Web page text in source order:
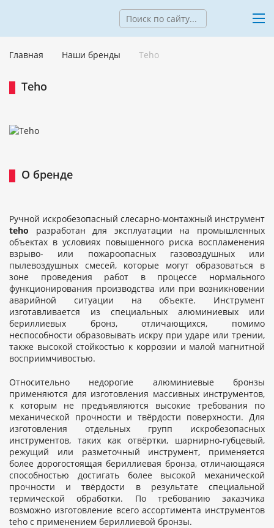
Главная Наши бренды Teho
Teho
О бренде
Ручной искробезопасный слесарно-монтажный инструмент
teho разработан для эксплуатации на промышленных
объектах в условиях повышенного риска воспламенения
взрыво- или пожароопасных газовоздушных или
пылевоздушных смесей, которые могут образоваться в
зоне проведения работ в процессе нормального
функционирования производства или при возникновении
аварийной ситуации на объекте. Инструмент
изготавливается из специальных алюминиевых или
бериллиевых бронз, отличающихся, помимо
неспособности образовывать искру при ударе или трении,
также высокой стойкостью к коррозии и малой магнитной
восприимчивостью.
Относительно недорогие алюминиевые бронзы
применяются для изготовления массивных инструментов,
к которым не предъявляются высокие требования по
механической прочности и твёрдости поверхности. Для
изготовления отдельных групп искробезопасных
инструментов, таких как отвёртки, шарнирно-губцевый,
режущий или разметочный инструмент, применяется
более дорогостоящая бериллиевая бронза, отличающаяся
способностью достигать более высокой механической
прочности и твёрдости в результате специальной
термической обработки. По требованию заказчика
возможно изготовление всего ассортимента инструментов
teho с применением бериллиевой бронзы.